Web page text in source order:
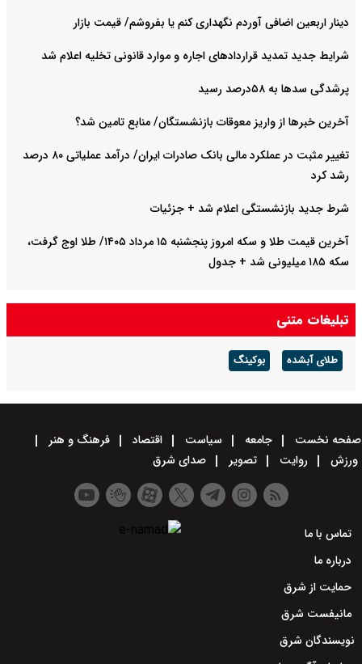
دینار اربعین اضافی آوردم نگهداری کنم یا بفروشم/ قیمت بازار
شرایط جدید تمدید قراردادهای اجاره و موارد قانونی تخلیه اعلام شد
پرشدگی سدها به ۵۸درصد رسید
آخرین خبرها از واریز معوقات بازنشستگان/ منابع تامین شد؟
تغییر مثبت در عملکرد مالی بانک صادرات ایران/ درآمد عملیاتی ۸۰ درصد
رشد کرد
شرط جدید بازنشستگی اعلام شد + جزئیات
آخرین قیمت طلا و سکه امروز پنجشنبه ۱۵ مرداد ۱۴۰۵/ طلا اوج گرفت،
سکه ۱۸۵ میلیونی شد + جدول
تبلیغات متنی
طلای آبشده بوکینگ
صفحه نخست جامعه سیاست اقتصاد
فرهنگ و هنر
ورزش
روایت تصویر صدای شرق
تماس با ما
درباره ما
حمایت از شرق
مانیفست شرق
نویسندگان شرق